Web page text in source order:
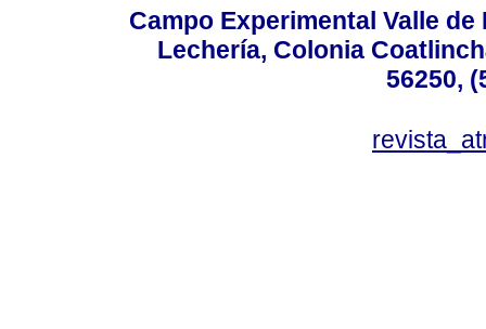
Campo Experimental Valle
Lechería, Colonia
56250,